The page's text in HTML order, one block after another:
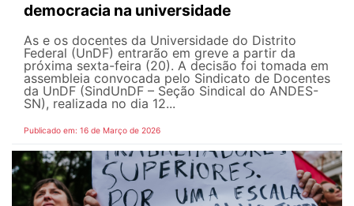
democracia na universidade
As e os docentes da Universidade do Distrito
Federal (UnDF) entrarão em greve a partir da
próxima sexta-feira (20). A decisão foi tomada em
assembleia convocada pelo Sindicato de Docentes
da UnDF (SindUnDF – Seção Sindical do ANDES-
SN), realizada no dia 12...
Publicado em: 16 de Março de 2026